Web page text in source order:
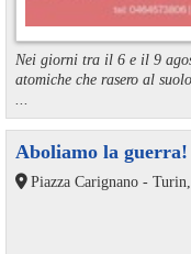
Nei giorni tra il 6 e il 9
atomiche che rasero al
Aboliamo la guerra!
Piazza Carignano -